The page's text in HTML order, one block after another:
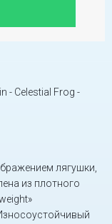
- Celestial Frog -
лягушки,
из плотного